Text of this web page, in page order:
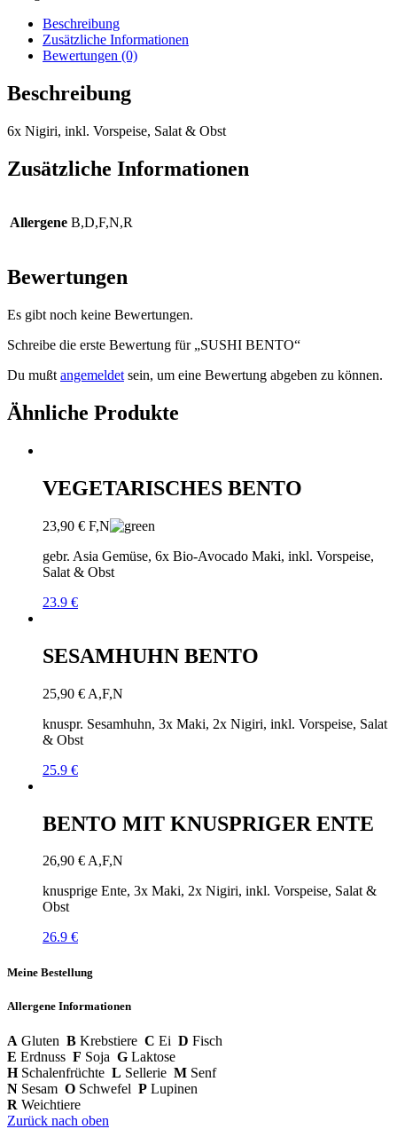
Beschreibung
Zusätzliche Informationen
Bewertungen (0)
Beschreibung
6x Nigiri, inkl. Vorspeise, Salat & Obst
Zusätzliche Informationen
Allergene B,D,F,N,R
Bewertungen
Es gibt noch keine Bewertungen.
Schreibe die erste Bewertung für „SUSHI BENTO“
Du mußt angemeldet sein, um eine Bewertung abgeben zu können.
Ähnliche Produkte
VEGETARISCHES BENTO
23,90 € F,N
gebr. Asia Gemüse, 6x Bio-Avocado Maki, inkl. Vorspeise,
Salat & Obst
23.9 €
SESAMHUHN BENTO
25,90 € A,F,N
knuspr. Sesamhuhn, 3x Maki, 2x Nigiri, inkl. Vorspeise, Salat
& Obst
25.9 €
BENTO MIT KNUSPRIGER ENTE
26,90 €A,F,N
knusprige Ente, 3x Maki, 2x Nigiri, inkl. Vorspeise, Salat &
Obst
26.9 €
Meine Bestellung
Allergene Informationen
A Gluten B Krebstiere C Ei D Fisch
E Erdnuss F Soja G Laktose
HSchalenfrüchte L Sellerie M Senf
N Sesam O Schwefel P Lupinen
R Weichtiere
Zurück nach oben